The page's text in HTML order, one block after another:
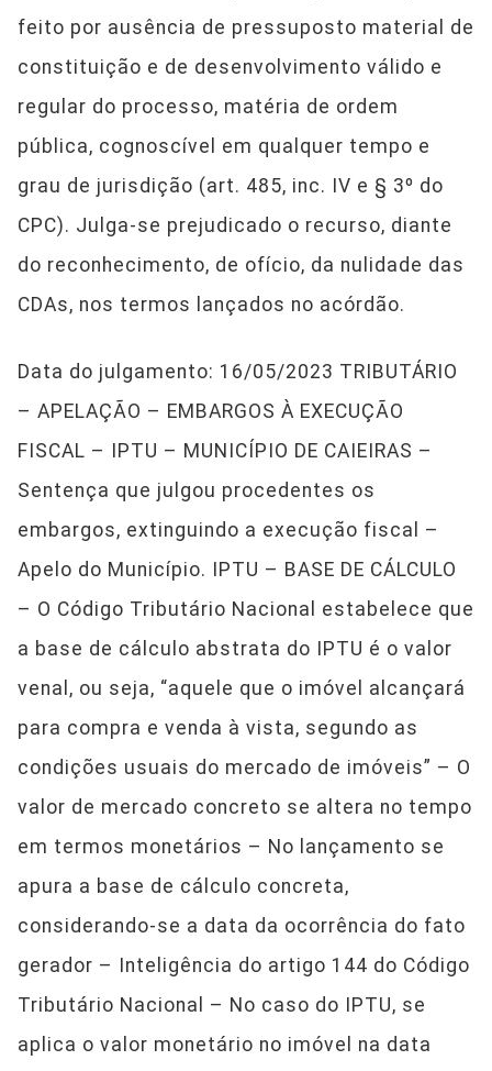
feito por ausência de pressuposto material de
constituição e de desenvolvimento válido e
regular do processo, matéria de ordem
pública, cognoscível em qualquer tempo e
grau de jurisdição (art. 485, inc. IV e § 3º do
CPC). Julga-se prejudicado o recurso, diante
do reconhecimento, de ofício, da nulidade das
CDAs, nos termos lançados no acórdão.
Data do julgamento: 16/05/2023 TRIBUTÁRIO
– APELAÇÃO – EMBARGOS À EXECUÇÃO
FISCAL – IPTU – MUNICÍPIO DE CAIEIRAS –
Sentença que julgou procedentes os
embargos, extinguindo a execução fiscal –
Apelo do Município. IPTU – BASE DE CÁLCULO
– O Código Tributário Nacional estabelece que
a base de cálculo abstrata do IPTU é o valor
venal, ou seja, “aquele que o imóvel alcançará
para compra e venda à vista, segundo as
condições usuais do mercado de imóveis” – O
valor de mercado concreto se altera no tempo
em termos monetários – No lançamento se
apura a base de cálculo concreta,
considerando-se a data da ocorrência do fato
gerador – Inteligência do artigo 144 do Código
Tributário Nacional – No caso do IPTU, se
aplica o valor monetário no imóvel na data